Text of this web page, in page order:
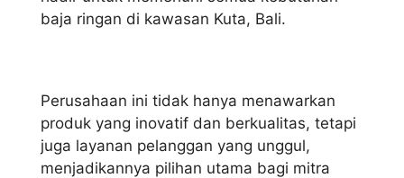
baja ringan di kawasan Kuta, Bali.
Perusahaan ini tidak hanya menawarkan
produk yang inovatif dan berkualitas, tetapi
juga layanan pelanggan yang unggul,
menjadikannya pilihan utama bagi mitra